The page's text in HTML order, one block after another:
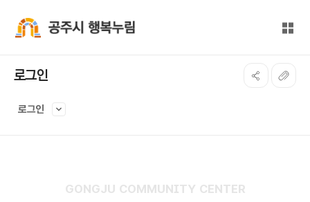
전체
로그인
로그인
GONGJU COMMUNITY CENTER